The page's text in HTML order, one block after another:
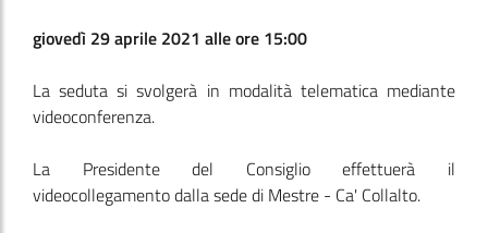
giovedì 29 aprile 2021 alle ore 15:00
La seduta si svolgerà in modalità telematica mediante
videoconferenza.
La Presidente del Consiglio effettuerà il
videocollegamento dalla sede di Mestre - Ca' Collalto.